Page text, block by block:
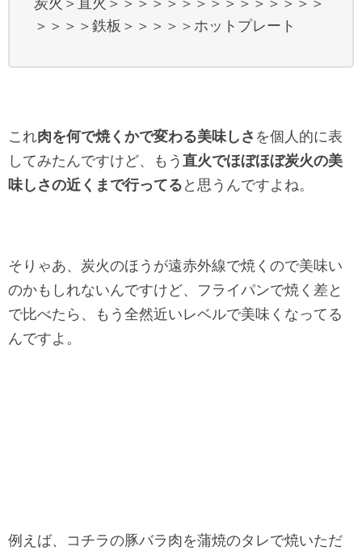
＞＞＞＞鉄板＞＞＞＞＞ホットプレート
これ肉を何で焼くかで変わる美味しさ を個人的に表
してみたんですけど、もう直火でほぼほぼ炭火の美
味しさの近くまで行ってると思うんですよね。
そりゃあ、炭火のほうが遠赤外線で焼くので美味い
のかもしれないんですけど、フライパンで焼く差と
で比べたら、もう全然近いレベルで美味くなってる
んですよ。
例えば、コチラの豚バラ肉を蒲焼のタレで焼いただ